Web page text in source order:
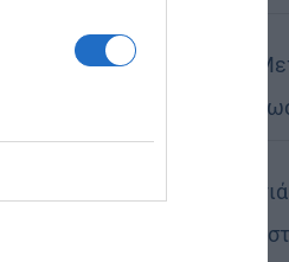
Η εορτή της
σε
Εὐχαριστίες
στρατοπέδου